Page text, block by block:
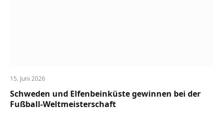
15. Juni 2026
Schweden und Elfenbeinküste gewinnen bei der
Fußball-Weltmeisterschaft